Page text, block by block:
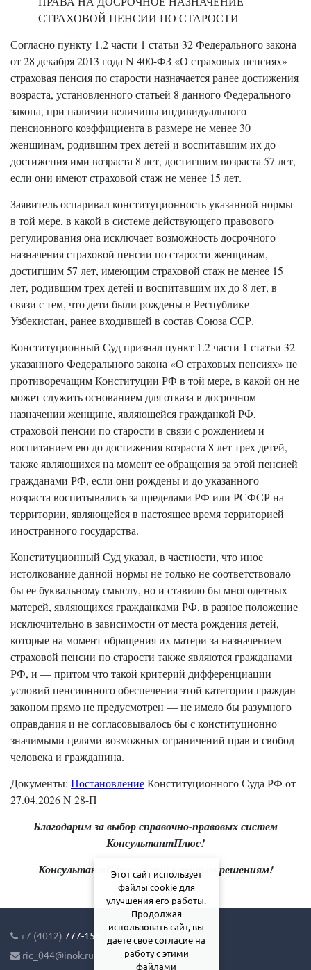
СТРАХОВОЙ ПЕНСИИ ПО СТАРОСТИ
Согласно пункту 1.2 части 1 статьи 32 Федерального закона
от 28 декабря 2013 года N 400-ФЗ «О страховых пенсиях»
страховая пенсия по старости назначается ранее достижения
возраста, установленного статьей 8 данного Федерального
закона, при наличии величины индивидуального
пенсионного коэффициента в размере не менее 30
женщинам, родившим трех детей и воспитавшим их до
достижения ими возраста 8 лет, достигшим возраста 57 лет,
если они имеют страховой стаж не менее 15 лет.
Заявитель оспаривал конституционность указанной нормы
в той мере, в какой в системе действующего правового
регулирования она исключает возможность досрочного
назначения страховой пенсии по старости женщинам,
достигшим 57 лет, имеющим страховой стаж не менее 15
лет, родившим трех детей и воспитавшим их до 8 лет, в
связи с тем, что дети были рождены в Республике
Узбекистан, ранее входившей в состав Союза ССР.
Конституционный Суд признал пункт 1.2 части 1 статьи 32
указанного Федерального закона «О страховых пенсиях» не
противоречащим Конституции РФ в той мере, в какой он не
может служить основанием для отказа в досрочном
назначении женщине, являющейся гражданкой РФ,
страховой пенсии по старости в связи с рождением и
воспитанием ею до достижения возраста 8 лет трех детей,
также являющихся на момент ее обращения за этой пенсией
гражданами РФ, если они рождены и до указанного
возраста воспитывались за пределами РФ или РСФСР на
территории, являющейся в настоящее время территорией
иностранного государства.
Конституционный Суд указал, в частности, что иное
истолкование данной нормы не только не соответствовало
бы ее буквальному смыслу, но и ставило бы многодетных
матерей, являющихся гражданками РФ, в разное положение
исключительно в зависимости от места рождения детей,
которые на момент обращения их матери за назначением
страховой пенсии по старости также являются гражданами
РФ, и — притом что такой критерий дифференциации
условий пенсионного обеспечения этой категории граждан
законом прямо не предусмотрен — не имело бы разумного
оправдания и не согласовывалось бы с конституционно
значимыми целями возможных ограничений прав и свобод
человека и гражданина.
Документы: ПостановлениеКонституционного Суда РФ от
27.04.2026 N 28-П
Благодарим за выбор справочно-правовых систем
КонсультантПлюс!
КонсультантПлюс – ключ к верным решениям!
+7 (4012) 777-155
ric_044@inok.ru
Этот сайт использует
файлы cookie для
улучшения его работы.
Продолжая
использовать сайт, вы
даете свое согласие на
работу с этими
файлами